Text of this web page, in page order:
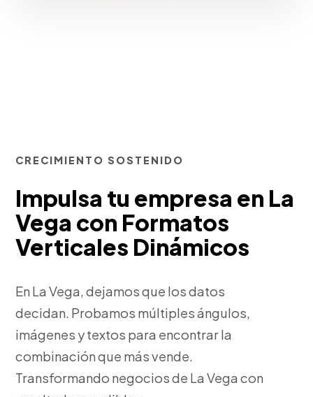
CRECIMIENTO SOSTENIDO
Impulsa tu empresa en La
Vega con Formatos
Verticales Dinámicos
En La Vega, dejamos que los datos
decidan. Probamos múltiples ángulos,
imágenes y textos para encontrar la
combinación que más vende.
Transformando negocios de La Vega con